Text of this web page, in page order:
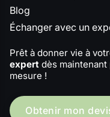
Blog
Échanger avec un
Prêt à donner vie à
expert dès
mesure !
Obtenir mon